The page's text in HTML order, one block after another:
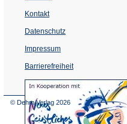
Kontakt
Datenschutz
Impressum
Barrierefreiheit
© Dehm Verlag 2026